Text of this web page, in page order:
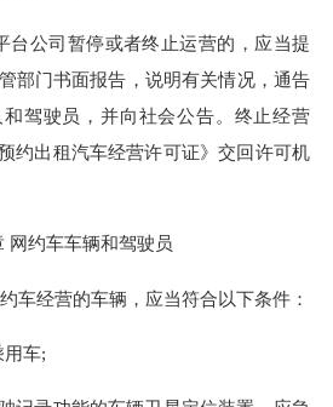
公司暂停或者终止运营的，应当提
部门书面报告，说明有关情况，通告
驾驶员，并向社会公告。终止经营
约出租汽车经营许可证》交回许可机
网约车车辆和驾驶员
经营的车辆，应当符合以下条件：
车;